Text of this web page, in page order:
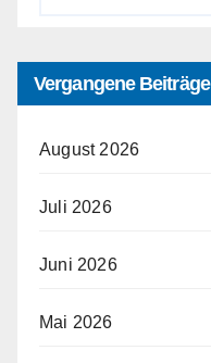
Vergangene Beiträge
August 2026
Juli 2026
Juni 2026
Mai 2026